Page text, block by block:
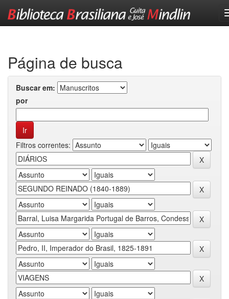
Página de busca
Buscar em:
por
Filtros correntes: